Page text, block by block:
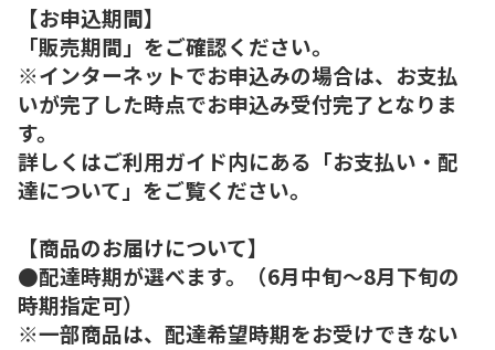
【お申込期間】
「販売期間」をご確認ください。
※インターネットでお申込みの場合は、お支払
いが完了した時点でお申込み受付完了となりま
す。
詳しくはご利用ガイド内にある「お支払い・配
達について」をご覧ください。
【商品のお届けについて】
●配達時期が選べます。（6月中旬～8月下旬の
時期指定可）
※一部商品は、配達希望時期をお受けできない